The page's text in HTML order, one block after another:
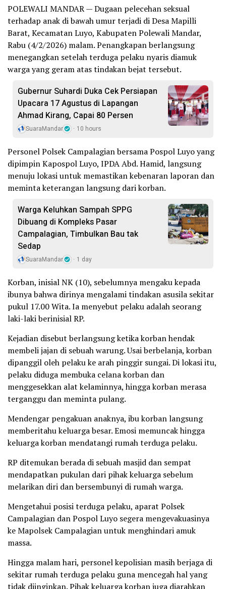
POLEWALI MANDAR — Dugaan pelecehan seksual
terhadap anak di bawah umur terjadi di Desa Mapilli
Barat, Kecamatan Luyo, Kabupaten Polewali Mandar,
Rabu (4/2/2026) malam. Penangkapan berlangsung
menegangkan setelah terduga pelaku nyaris diamuk
warga yang geram atas tindakan bejat tersebut.
Gubernur Suhardi Duka Cek Persiapan
Upacara 17 Agustus di Lapangan
Ahmad Kirang, Capai 80 Persen
SuaraMandar 10 hours
Personel Polsek Campalagian bersama Pospol Luyo yang
dipimpin Kapospol Luyo, IPDA Abd. Hamid, langsung
menuju lokasi untuk memastikan kebenaran laporan dan
meminta keterangan langsung dari korban.
Warga Keluhkan Sampah SPPG
Dibuang di Kompleks Pasar
Campalagian, Timbulkan Bau tak
Sedap
SuaraMandar 1 day
Korban, inisial NK (10), sebelumnya mengaku kepada
ibunya bahwa dirinya mengalami tindakan asusila sekitar
pukul 17.00 Wita. Ia menyebut pelaku adalah seorang
laki-laki berinisial RP.
Kejadian disebut berlangsung ketika korban hendak
membeli jajan di sebuah warung. Usai berbelanja, korban
dipanggil oleh pelaku ke arah pinggir sungai. Di lokasi itu,
pelaku diduga membuka celana korban dan
menggesekkan alat kelaminnya, hingga korban merasa
terganggu dan meminta pulang.
Mendengar pengakuan anaknya, ibu korban langsung
memberitahu keluarga besar. Emosi memuncak hingga
keluarga korban mendatangi rumah terduga pelaku.
RP ditemukan berada di sebuah masjid dan sempat
mendapatkan pukulan dari pihak keluarga sebelum
melarikan diri dan bersembunyi di rumah warga.
Mengetahui posisi terduga pelaku, aparat Polsek
Campalagian dan Pospol Luyo segera mengevakuasinya
ke Mapolsek Campalagian untuk menghindari amuk
massa.
Hingga malam hari, personel kepolisian masih berjaga di
sekitar rumah terduga pelaku guna mencegah hal yang
tidak diinginkan. Pihak keluarga korban juga diarahkan